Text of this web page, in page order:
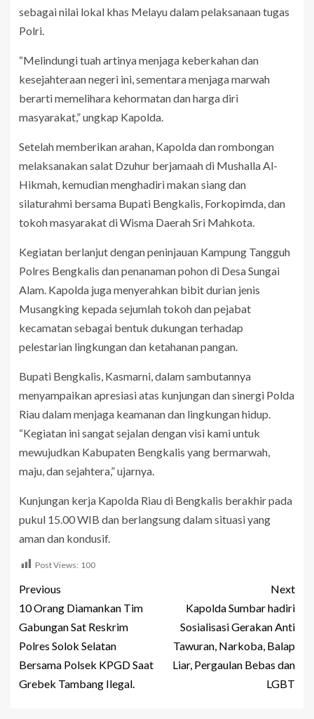
sebagai nilai lokal khas Melayu dalam pelaksanaan tugas
Polri.
“Melindungi tuah artinya menjaga keberkahan dan
kesejahteraan negeri ini, sementara menjaga marwah
berarti memelihara kehormatan dan harga diri
masyarakat,” ungkap Kapolda.
Setelah memberikan arahan, Kapolda dan rombongan
melaksanakan salat Dzuhur berjamaah di Mushalla Al-
Hikmah, kemudian menghadiri makan siang dan
silaturahmi bersama Bupati Bengkalis, Forkopimda, dan
tokoh masyarakat di Wisma Daerah Sri Mahkota.
Kegiatan berlanjut dengan peninjauan Kampung Tangguh
Polres Bengkalis dan penanaman pohon di Desa Sungai
Alam. Kapolda juga menyerahkan bibit durian jenis
Musangking kepada sejumlah tokoh dan pejabat
kecamatan sebagai bentuk dukungan terhadap
pelestarian lingkungan dan ketahanan pangan.
Bupati Bengkalis, Kasmarni, dalam sambutannya
menyampaikan apresiasi atas kunjungan dan sinergi Polda
Riau dalam menjaga keamanan dan lingkungan hidup.
“Kegiatan ini sangat sejalan dengan visi kami untuk
mewujudkan Kabupaten Bengkalis yang bermarwah,
maju, dan sejahtera,” ujarnya.
Kunjungan kerja Kapolda Riau di Bengkalis berakhir pada
pukul 15.00 WIB dan berlangsung dalam situasi yang
aman dan kondusif.
Post Views: 100
Previous
10 Orang Diamankan Tim
Gabungan Sat Reskrim
Polres Solok Selatan
Bersama Polsek KPGD Saat
Grebek Tambang Ilegal.
Next
Kapolda Sumbar hadiri
Sosialisasi Gerakan Anti
Tawuran, Narkoba, Balap
Liar, Pergaulan Bebas dan
LGBT